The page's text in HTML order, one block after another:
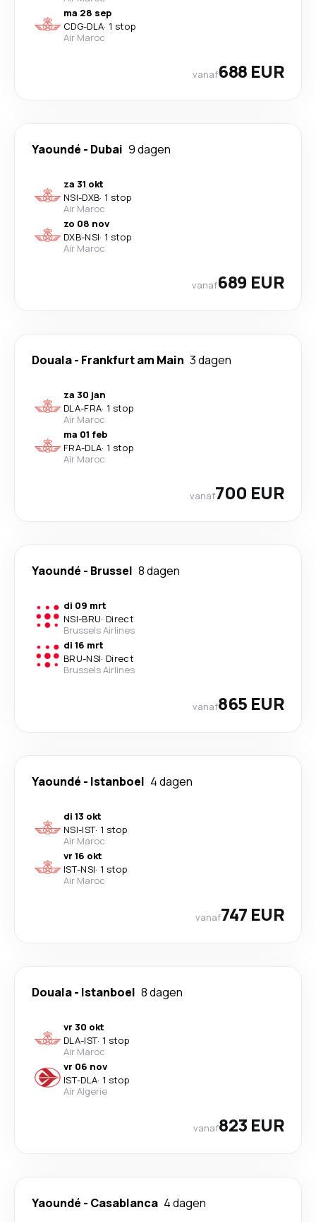
ma 28 sep
CDG-DLA· 1 stop
Air Maroc
vanaf688 EUR
Yaoundé - Dubai 9 dagen
za 31 okt
NSI-DXB· 1 stop
Air Maroc
zo 08 nov
DXB-NSI· 1 stop
Air Maroc
vanaf689 EUR
Douala- Frankfurt am Main 3 dagen
za 30 jan
DLA-FRA· 1 stop
Air Maroc
ma 01 feb
FRA-DLA· 1 stop
Air Maroc
vanaf700 EUR
Yaoundé - Brussel 8 dagen
di 09 mrt
NSI-BRU· Direct
Brussels Airlines
di 16 mrt
BRU-NSI· Direct
Brussels Airlines
vanaf865 EUR
Yaoundé - Istanboel 4 dagen
di 13 okt
NSI-IST· 1 stop
Air Maroc
vr 16 okt
IST-NSI· 1 stop
Air Maroc
vanaf747 EUR
Douala- Istanboel 8 dagen
vr 30 okt
DLA-IST· 1 stop
Air Maroc
vr 06 nov
IST-DLA· 1 stop
Air Algerie
vanaf823 EUR
Yaoundé - Casablanca 4 dagen